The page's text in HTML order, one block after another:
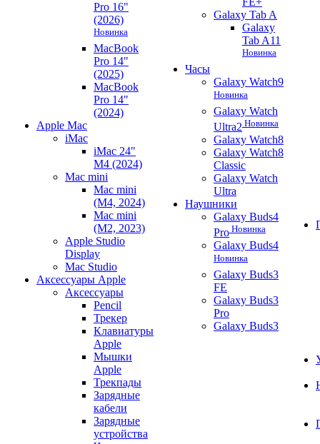
Pro 16"
(2026)
Новинка
MacBook
Pro 14"
(2025)
MacBook
Pro 14"
(2024)
Apple Mac
iMac
iMac 24"
M4 (2024)
Mac mini
Mac mini
(M4, 2024)
Mac mini
(M2, 2023)
Apple Studio
Display
Mac Studio
Аксессуары Apple
Аксессуары
Pencil
Трекер
Клавиатуры
Apple
Мышки
Apple
Трекпады
Зарядные
кабели
Зарядные
устройства
Galaxy Tab A
Galaxy
Tab A11
Новинка
Часы
Galaxy Watch9
Новинка
Galaxy Watch
Ultra2 Новинка
Galaxy Watch8
Galaxy Watch8
Classic
Galaxy Watch
Ultra
Наушники
Galaxy Buds4
Pro Новинка
Galaxy Buds4
Новинка
Galaxy Buds3
FE
Galaxy Buds3
Pro
Galaxy Buds3